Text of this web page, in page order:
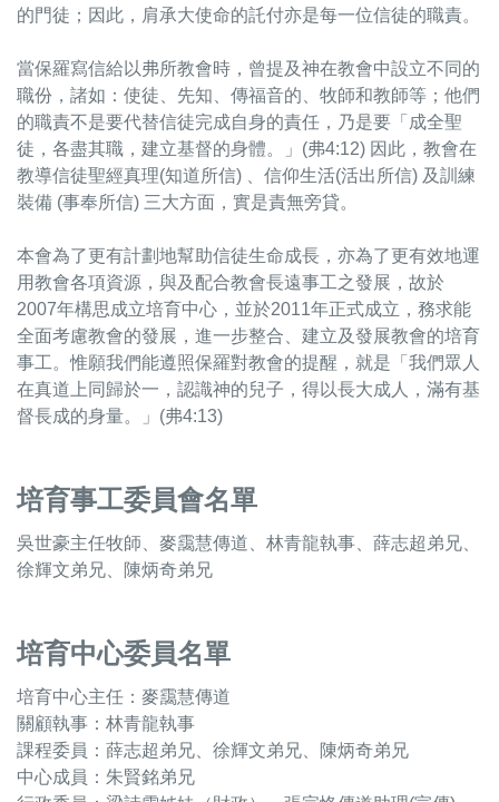
的門徒；因此，肩承大使命的託付亦是每一位信徒的職責。
當保羅寫信給以弗所教會時，曾提及神在教會中設立不同的
職份，諸如：使徒、先知、傳福音的、牧師和教師等；他們
的職責不是要代替信徒完成自身的責任，乃是要「成全聖
徒，各盡其職，建立基督的身體。」(弗4:12) 因此，教會在
教導信徒聖經真理(知道所信) 、信仰生活(活出所信) 及訓練
裝備 (事奉所信) 三大方面，實是責無旁貸。
本會為了更有計劃地幫助信徒生命成長，亦為了更有效地運
用教會各項資源，與及配合教會長遠事工之發展，故於
2007年構思成立培育中心，並於2011年正式成立，務求能
全面考慮教會的發展，進一步整合、建立及發展教會的培育
事工。惟願我們能遵照保羅對教會的提醒，就是「我們眾人
在真道上同歸於一，認識神的兒子，得以長大成人，滿有基
督長成的身量。」(弗4:13)
培育事工委員會名單
吳世豪主任牧師、 麥靄慧傳道 、林青龍執事、 薛志超 弟兄、
徐輝文弟兄 、陳炳奇弟兄
培育中心委員名單
培育中心主任：麥靄慧傳道
關顧執事：林青龍執事
課程委員： 薛志超 弟兄、徐輝文弟兄 、陳炳奇弟兄
中心成員：朱賢銘弟兄